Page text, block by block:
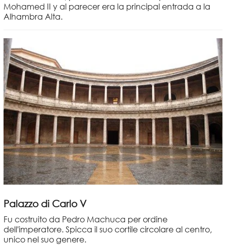
Mohamed II y al parecer era la principal entrada a la
Alhambra Alta.
Palazzo di Carlo V
Fu costruito da Pedro Machuca per ordine
dell'imperatore. Spicca il suo cortile circolare al centro,
unico nel suo genere.